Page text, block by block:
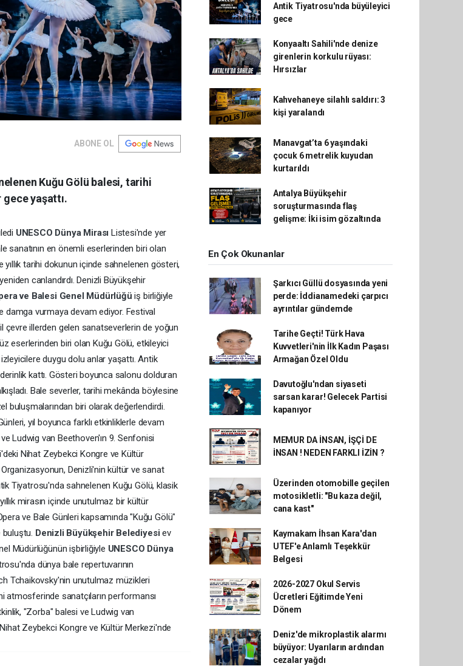
ABONE OL
Kuğu Gölü balesi, tarihi
yaşattı.
UNESCO Dünya Mirası Listesi'nde yer
sanatının en önemli eserlerinden biri olan
tarihi dokunun içinde sahnelenen gösteri,
canlandırdı. Denizli Büyükşehir
ve Balesi Genel Müdürlüğüiş birliğiyle
damga vurmaya devam ediyor. Festival
çevre illerden gelen sanatseverlerin de yoğun
eserlerinden biri olan Kuğu Gölü, etkileyici
duygu dolu anlar yaşattı. Antik
kattı. Gösteri boyunca salonu dolduran
Bale severler, tarihi mekânda böylesine
buluşmalarından biri olarak değerlendirdi.
yıl boyunca farklı etkinliklerle devam
Ludwig van Beethoven'ın 9. Senfonisi
Nihat Zeybekci Kongre ve Kültür
Denizli'nin kültür ve sanat
Tiyatrosu'nda sahnelenen Kuğu Gölü, klasik
mirasın içinde unutulmaz bir kültür
ve Bale Günleri kapsamında "Kuğu Gölü"
Denizli Büyükşehir Belediyesiev
Müdürlüğünün işbirliğiyle UNESCO Dünya
dünya bale repertuvarının
Tchaikovsky'nin unutulmaz müzikleri
sanatçıların performansı
"Zorba" balesi ve Ludwig van
Zeybekci Kongre ve Kültür Merkezi'nde
Antik Tiyatrosu'nda büyüleyici
gece
Konyaaltı Sahili'nde denize
girenlerin korkulu rüyası:
Hırsızlar
Kahvehaneye silahlı saldırı: 3
kişi yaralandı
Manavgat’ta 6 yaşındaki
çocuk 6 metrelik kuyudan
kurtarıldı
Antalya Büyükşehir
soruşturmasında flaş
gelişme: İki isim gözaltında
En Çok Okunanlar
Şarkıcı Güllü dosyasında yeni
perde: İddianamedeki çarpıcı
ayrıntılar gündemde
Tarihe Geçti! Türk Hava
Kuvvetleri'nin İlk Kadın Paşası
Armağan Özel Oldu
Davutoğlu'ndan siyaseti
sarsan karar! Gelecek Partisi
kapanıyor
MEMUR DA İNSAN, İŞÇİ DE
İNSAN ! NEDEN FARKLI İZİN ?
Üzerinden otomobille geçilen
motosikletli: "Bu kaza değil,
cana kast"
Kaymakam İhsan Kara'dan
UTEF'e Anlamlı Teşekkür
Belgesi
2026-2027 Okul Servis
Ücretleri Eğitimde Yeni
Dönem
Deniz'de mikroplastik alarmı
büyüyor: Uyarıların ardından
cezalar yağdı